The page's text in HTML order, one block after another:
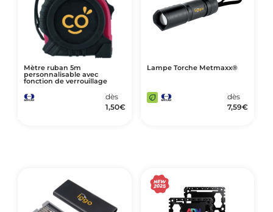
Mètre ruban 5m
personnalisable avec
fonction de verrouillage
dès
1,50€
Lampe Torche Metmaxx®
dès
7,59€